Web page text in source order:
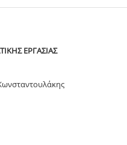
ΕΡΓΑΣΙΑΣ